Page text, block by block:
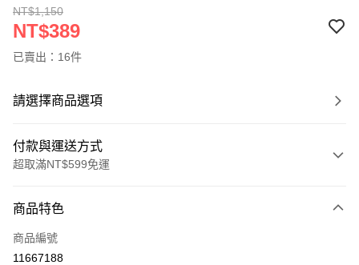
NT$1,150
NT$389
已賣出：16件
請選擇商品選項
付款與運送方式
超取滿NT$599免運
信用卡一次付款
超商取貨付款
商品特色
商品編號
11667188